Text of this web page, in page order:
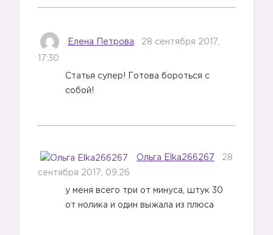
Елена Петрова 28 сентября 2017,
17:30
Статья супер! Готова бороться с
собой!
Ольга Elka266267 28
сентября 2017, 09:26
у меня всего три от минуса, штук 30
от нолика и один выжала из плюса